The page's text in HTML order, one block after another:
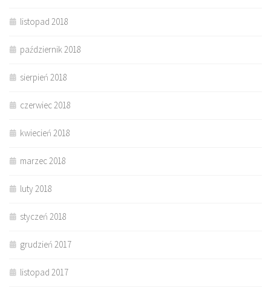
listopad 2018
październik 2018
sierpień 2018
czerwiec 2018
kwiecień 2018
marzec 2018
luty 2018
styczeń 2018
grudzień 2017
listopad 2017